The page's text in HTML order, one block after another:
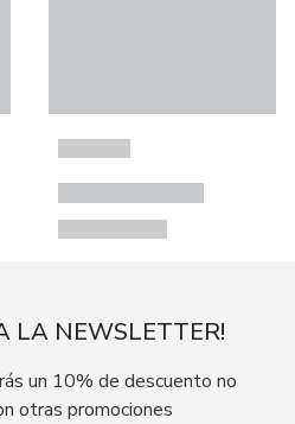
LA NEWSLETTER!
un 10% de descuento no
otras promociones